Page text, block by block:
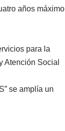
años máximo
para la
Atención Social
se amplía un